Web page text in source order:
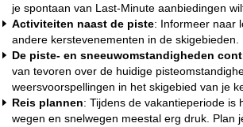
je spontaan van Last-Minute aanbiedingen
Activiteiten naast de piste: Informeer naar
andere kerstevenementen in de skigebieden.
De piste- en sneeuwomstandigheden
van tevoren over de huidige
weersvoorspellingen in het skigebied van je
Reis plannen: Tijdens de vakantieperiode is
wegen en snelwegen meestal erg druk. Plan